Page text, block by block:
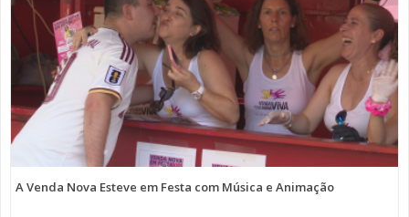
A Venda Nova Esteve em Festa com Música e Animação